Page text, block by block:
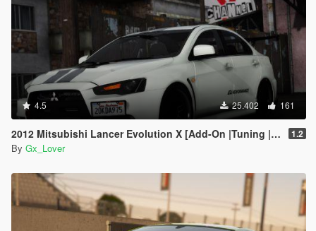
4.5 25.402 161
2012 Mitsubishi Lancer Evolution X [Add-On |Tuning | Template] 1.2
By Gx_Lover